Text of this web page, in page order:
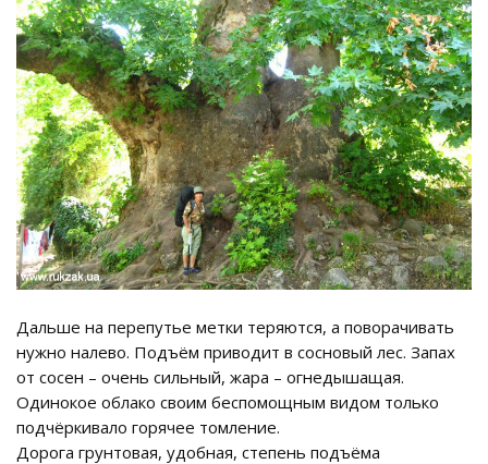
Дальше на перепутье метки теряются, а поворачивать
нужно налево. Подъём приводит в сосновый лес. Запах
от сосен – очень сильный, жара – огнедышащая.
Одинокое облако своим беспомощным видом только
подчёркивало горячее томление.
Дорога грунтовая, удобная, степень подъёма